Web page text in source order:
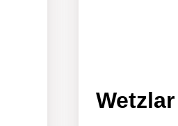
Wetzlar